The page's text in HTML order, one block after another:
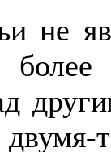
не